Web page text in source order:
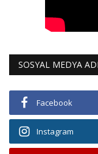
SOSYAL MEDYA
Facebook
Instagram